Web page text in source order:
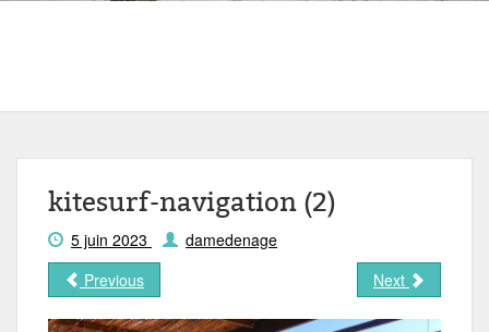
kitesurf-navigation (2)
5 juin 2023
damedenage
Previous
Next